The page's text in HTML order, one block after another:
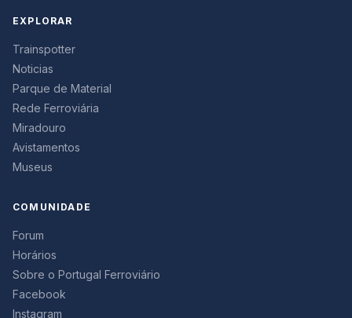
EXPLORAR
Trainspotter
Noticias
Parque de Material
Rede Ferroviária
Miradouro
Avistamentos
Museus
COMUNIDADE
Forum
Horários
Sobre o Portugal Ferroviário
Facebook
Instagram